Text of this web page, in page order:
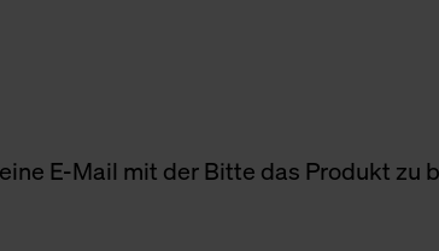
E-Mail mit der Bitte das Produkt zu